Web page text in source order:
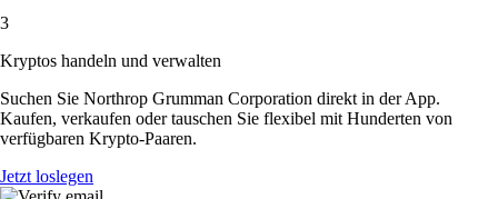
3
Kryptos handeln und verwalten
Suchen Sie Northrop Grumman Corporation direkt in der App.
Kaufen, verkaufen oder tauschen Sie flexibel mit Hunderten von
verfügbaren Krypto-Paaren.
Jetzt loslegen